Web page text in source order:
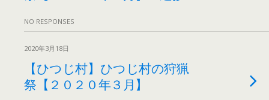
NO RESPONSES
2020年3月18日
【ひつじ村】ひつじ村の狩猟
祭【２０２０年３月】